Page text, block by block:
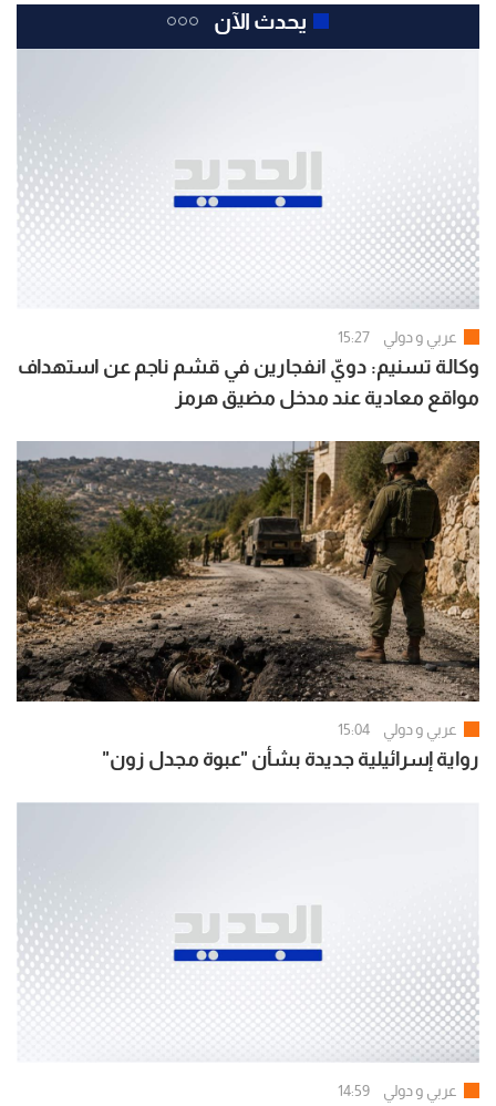
يحدث الآن
عربي و دولي 15:27
وكالة تسنيم: دويّ انفجارين في قشم ناجم عن استهداف
مواقع معادية عند مدخل مضيق هرمز
عربي و دولي 15:04
رواية إسرائيلية جديدة بشأن "عبوة مجدل زون"
عربي و دولي 14:59